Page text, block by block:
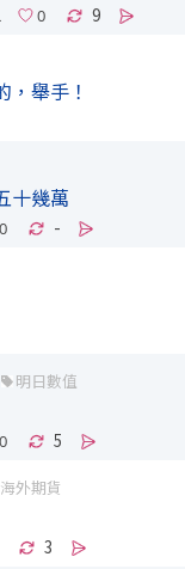
9
舉手！
十幾萬
-
明日數值
5
海外期貨
3